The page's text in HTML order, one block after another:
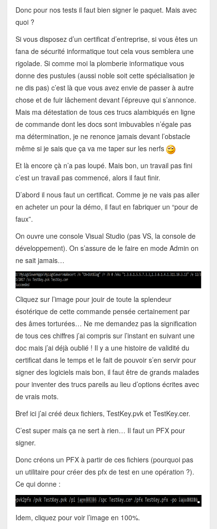
Donc pour nos tests il faut bien signer le paquet. Mais avec
quoi ?
Si vous disposez d’un certificat d’entreprise, si vous êtes un
fana de sécurité informatique tout cela vous semblera une
rigolade. Si comme moi la plomberie informatique vous
donne des pustules (aussi noble soit cette spécialisation je
ne dis pas) c’est là que vous avez envie de passer à autre
chose et de fuir lâchement devant l’épreuve qui s’annonce.
Mais ma détestation de tous ces trucs alambiqués en ligne
de commande dont les docs sont imbuvables n’égale pas
ma détermination, je ne renonce jamais devant l’obstacle
même si je sais que ça va me taper sur les nerfs
Et là encore çà n’a pas loupé. Mais bon, un travail pas fini
c’est un travail pas commencé, alors il faut finir.
D’abord il nous faut un certificat. Comme je ne vais pas aller
en acheter un pour la démo, il faut en fabriquer un “pour de
faux”.
On ouvre une console Visual Studio (pas VS, la console de
développement). On s’assure de le faire en mode Admin on
ne sait jamais…
Cliquez sur l’image pour jouir de toute la splendeur
ésotérique de cette commande pensée certainement par
des âmes torturées… Ne me demandez pas la signification
de tous ces chiffres j’ai compris sur l’instant en suivant une
doc mais j’ai déjà oublié ! Il y a une histoire de validité du
certificat dans le temps et le fait de pouvoir s’en servir pour
signer des logiciels mais bon, il faut être de grands malades
pour inventer des trucs pareils au lieu d’options écrites avec
de vrais mots.
Bref ici j’ai créé deux fichiers, TestKey.pvk et TestKey.cer.
C’est super mais ça ne sert à rien… Il faut un PFX pour
signer.
Donc créons un PFX à partir de ces fichiers (pourquoi pas
un utilitaire pour créer des pfx de test en une opération ?).
Ce qui donne :
Idem, cliquez pour voir l’image en 100%.